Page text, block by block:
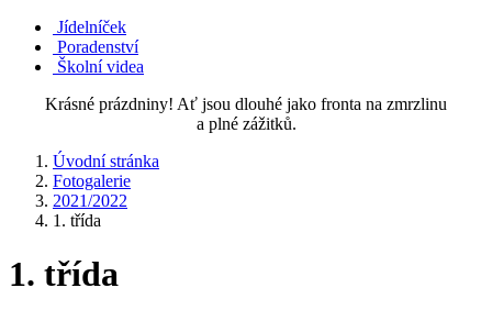
Jídelníček
Poradenství
Školní videa
Krásné prázdniny! Ať jsou dlouhé jako fronta na zmrzlinu
a plné zážitků.
Úvodní stránka
Fotogalerie
2021/2022
1. třída
1. třída